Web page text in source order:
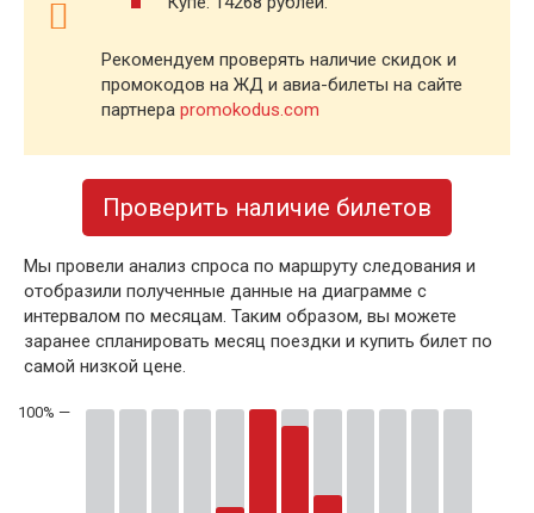
Рекомендуем проверять наличие скидок и
промокодов на ЖД и авиа-билеты на сайте
партнера promokodus.com
Проверить наличие билетов
Мы провели анализ спроса по маршруту следования и
отобразили полученные данные на диаграмме с
интервалом по месяцам. Таким образом, вы можете
заранее спланировать месяц поездки и купить билет по
самой низкой цене.